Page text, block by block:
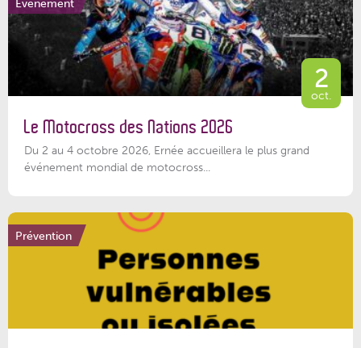
Événement
2
oct.
Le Motocross des Nations 2026
Du 2 au 4 octobre 2026, Ernée accueillera le plus grand
événement mondial de motocross...
Prévention